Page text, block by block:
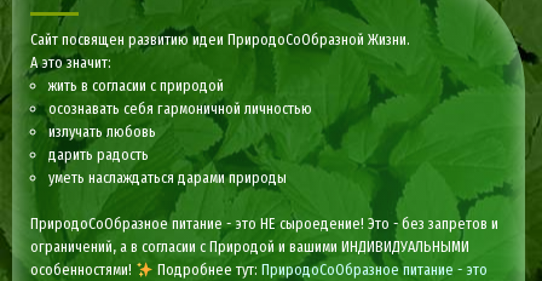
Сайт посвящен развитию идеи ПриродоСоОбразной Жизни.
А это значит:
жить в согласии с природой
осознавать себя гармоничной личностью
излучать любовь
дарить радость
уметь наслаждаться дарами природы
ПриродоСоОбразное питание - это НЕ сыроедение! Это - без запретов и
ограничений, а в согласии с Природой и вашими ИНДИВИДУАЛЬНЫМИ
особенностями!
Подробнее тут: ПриродоСоОбразное питание - это